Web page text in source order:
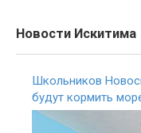
Новости Искитима
Школьников
будут кормить